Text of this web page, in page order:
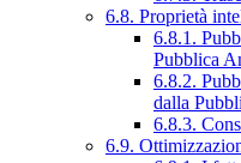
6.8. Proprietà
6.8.1.
Pubblica
6.8.2.
dalla
6.8.3.
6.9.